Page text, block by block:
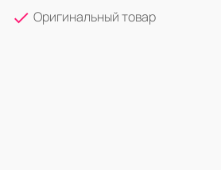
Оригинальный товар